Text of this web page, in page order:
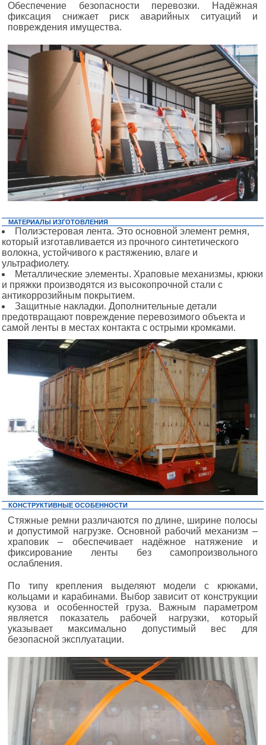
Обеспечение безопасности перевозки. Надёжная
фиксация снижает риск аварийных ситуаций и
повреждения имущества.
МАТЕРИАЛЫ ИЗГОТОВЛЕНИЯ
Полиэстеровая лента. Это основной элемент ремня,
который изготавливается из прочного синтетического
волокна, устойчивого к растяжению, влаге и
ультрафиолету.
Металлические элементы. Храповые механизмы, крюки
и пряжки производятся из высокопрочной стали с
антикоррозийным покрытием.
Защитные накладки. Дополнительные детали
предотвращают повреждение перевозимого объекта и
самой ленты в местах контакта с острыми кромками.
КОНСТРУКТИВНЫЕ ОСОБЕННОСТИ
Стяжные ремни различаются по длине, ширине полосы
и допустимой нагрузке. Основной рабочий механизм –
храповик – обеспечивает надёжное натяжение и
фиксирование ленты без самопроизвольного
ослабления.
По типу крепления выделяют модели с крюками,
кольцами и карабинами. Выбор зависит от конструкции
кузова и особенностей груза. Важным параметром
является показатель рабочей нагрузки, который
указывает максимально допустимый вес для
безопасной эксплуатации.